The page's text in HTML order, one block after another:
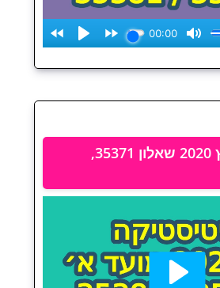
שאלה 5 – קיץ 2020 שאלון 35371,